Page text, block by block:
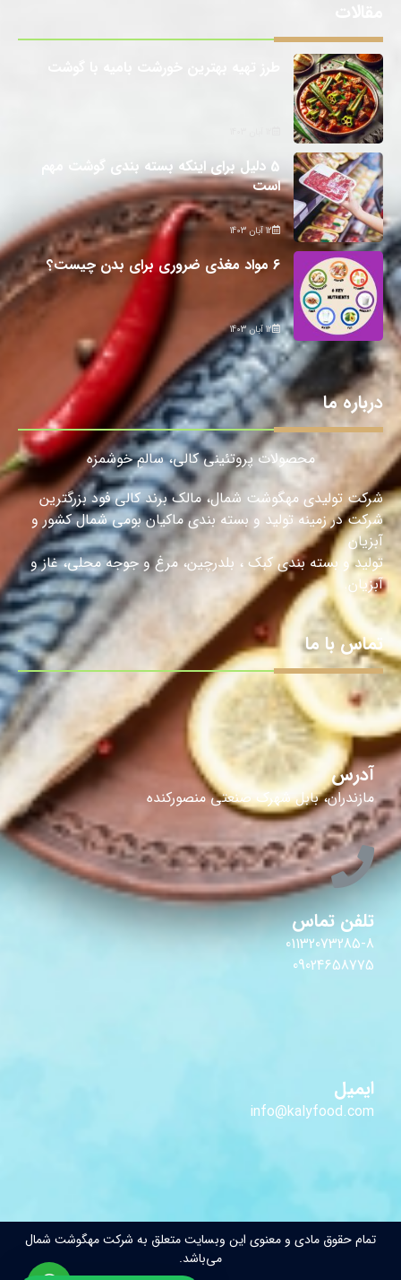
5 دلیل برای اینکه بسته بندی گوشت مهم
است
12 آبان 1403
6 مواد مغذی ضروری برای بدن چیست؟
12 آبان 1403
درباره ما
محصولات پروتئینی کالی، سالمِ خوشمزه
شرکت تولیدی مهگوشت شمال، مالک برند کالی فود بزرگترین
شرکت در زمینه تولید و بسته بندی ماکیان بومی شمال کشور و
آبزیان
تولید و بسته بندی کبک ، بلدرچین، مرغ و جوجه محلی، غاز و
آبزیان.
تماس با ما
آدرس
مازندران، بابل شهرک صنعتی منصورکنده
تلفن تماس
01132073285-8
09024658775
ایمیل
info@kalyfood.com
تمام حقوق مادی و معنوی این وبسایت متعلق به شرکت مهگوشت شمال
می‌باشد.